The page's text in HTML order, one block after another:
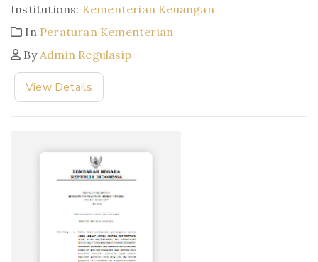
Institutions: Kementerian Keuangan
In Peraturan Kementerian
ByAdmin Regulasip
View Details